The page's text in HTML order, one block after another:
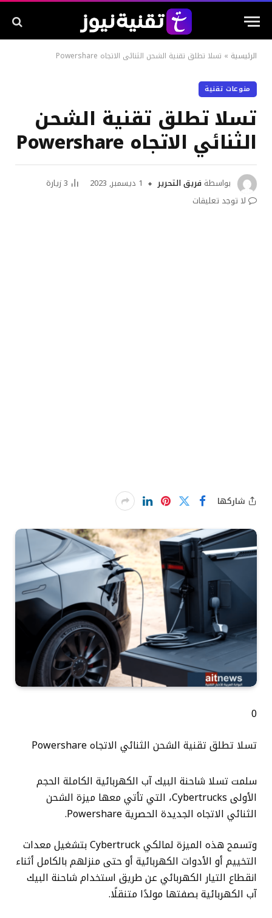
الرئيسية » تسلا تطلق تقنية الشحن الثنائي الاتجاه Powershare
منوعات تقنية
تسلا تطلق تقنية الشحن
الثنائي الاتجاه Powershare
بواسطة فريق التحرير 1 ديسمبر, 2023 3زيارة
لا توجد تعليقات
شاركها
0
تسلا تطلق تقنية الشحن الثنائي الاتجاه Powershare
سلمت تسلا شاحنة البيك آب الكهربائية الكاملة الحجم
الأولى Cybertrucks، التي تأتي معها ميزة الشحن
الثنائي الاتجاه الجديدة الحصرية Powershare.
وتسمح هذه الميزة لمالكي Cybertruck بتشغيل معدات
التخييم أو الأدوات الكهربائية أو حتى منزلهم بالكامل أثناء
انقطاع التيار الكهربائي عن طريق استخدام شاحنة البيك
آب الكهربائية بصفتها مولدًا متنقلًا.